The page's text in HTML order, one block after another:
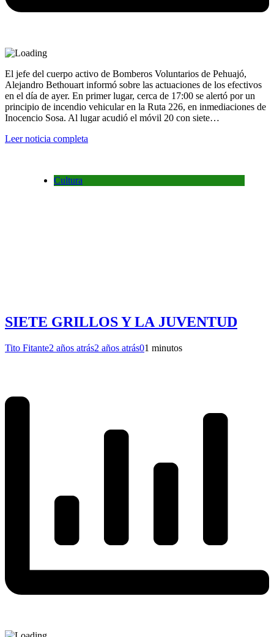
El jefe del cuerpo activo de Bomberos Voluntarios de Pehuajó,
Alejandro Bethouart informó sobre las actuaciones de los efectivos
en el día de ayer. En primer lugar, cerca de 17:00 se alertó por un
principio de incendio vehicular en la Ruta 226, en inmediaciones de
Inocencio Sosa. Al lugar acudió el móvil 20 con siete…
Leer noticia completa
Cultura
SIETE GRILLOS Y LA JUVENTUD
Tito Fitante2 años atrás2 años atrás01 minutos